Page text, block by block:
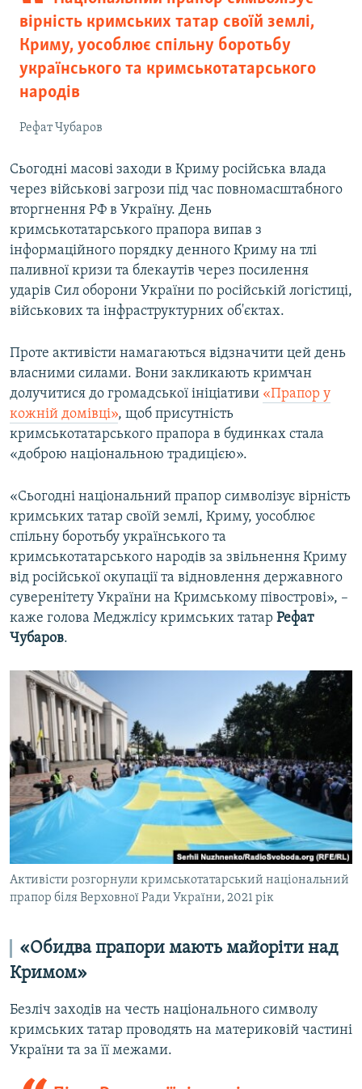
вірність кримських татар своїй землі,
Криму, уособлює спільну боротьбу
українського та кримськотатарського
народів
Рефат Чубаров
Сьогодні масові заходи в Криму російська влада
через військові загрози під час повномасштабного
вторгнення РФ в Україну. День
кримськотатарського прапора випав з
інформаційного порядку денного Криму на тлі
паливної кризи та блекаутів через посилення
ударів Сил оборони України по російській логістиці,
військових та інфраструктурних об'єктах.
Проте активісти намагаються відзначити цей день
власними силами. Вони закликають кримчан
долучитися до громадської ініціативи «Прапор у
кожній домівці», щоб присутність
кримськотатарського прапора в будинках стала
«доброю національною традицією».
«Сьогодні національний прапор символізує вірність
кримських татар своїй землі, Криму, уособлює
спільну боротьбу українського та
кримськотатарського народів за звільнення Криму
від російської окупації та відновлення державного
суверенітету України на Кримському півострові», –
каже голова Меджлісу кримських татар Рефат
Чубаров.
Активісти розгорнули кримськотатарський національний
прапор біля Верховної Ради України, 2021 рік
«Обидва прапори мають майоріти над
Кримом»
Безліч заходів на честь національного символу
кримських татар проводять на материковій частині
України та за її межами.